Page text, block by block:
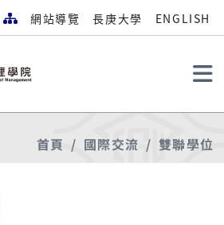
網站導覽 長庚大學 ENGLISH
首頁 國際交流 雙聯學位